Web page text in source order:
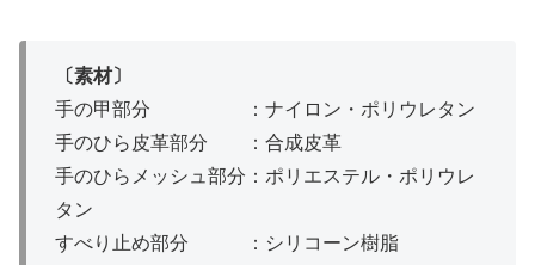
〔素材〕
手の甲部分 ：ナイロン・ポリウレタン
手のひら皮革部分 ：合成皮革
手のひらメッシュ部分：ポリエステル・ポリウレ
タン
すべり止め部分 ：シリコーン樹脂